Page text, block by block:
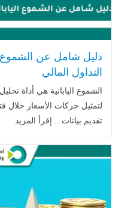
دليل شامل عن الشموع
التداول المالي
الشموع اليابانية هي أداة
لتمثيل حركات الأسعار خلال
تقديم بيانات .. إقرأ المزيد